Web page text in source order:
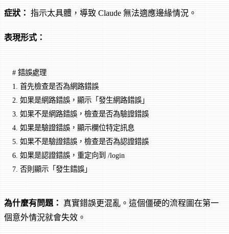
症狀： 指示太具體，導致 Claude 無法適應邊緣情況。
表現形式：
# 錯誤處理
1.
首先檢查是否為網路錯誤
2. 如果是網路錯誤，顯示「發生網路錯誤」
3. 如果不是網路錯誤，檢查是否為驗證錯誤
4. 如果是驗證錯誤，顯示欄位特定訊息
5. 如果不是驗證錯誤，檢查是否為認證錯誤
6. 如果是認證錯誤，重定向到 /login
7. 否則顯示「發生錯誤」
為什麼有問題：
真實錯誤更混亂。這個僵硬的流程圖在第一
個意外情況就會失效。